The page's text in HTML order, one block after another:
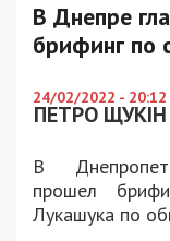
В Днепре
брифинг по
24/02/2022 - 20:12
ПЕТРО ЩУКІН
В
прошел
Лукашука по